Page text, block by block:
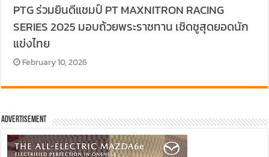
PTG ร่วมยินดีแชมป์ PT MAXNITRON RACING
SERIES 2025 มอบถ้วยพระราชทาน เชิดชูสุดยอดนัก
แข่งไทย
February 10, 2026
Advertisement